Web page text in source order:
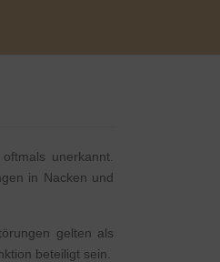
unerkannt.
in Nacken und
gelten als
beteiligt sein.